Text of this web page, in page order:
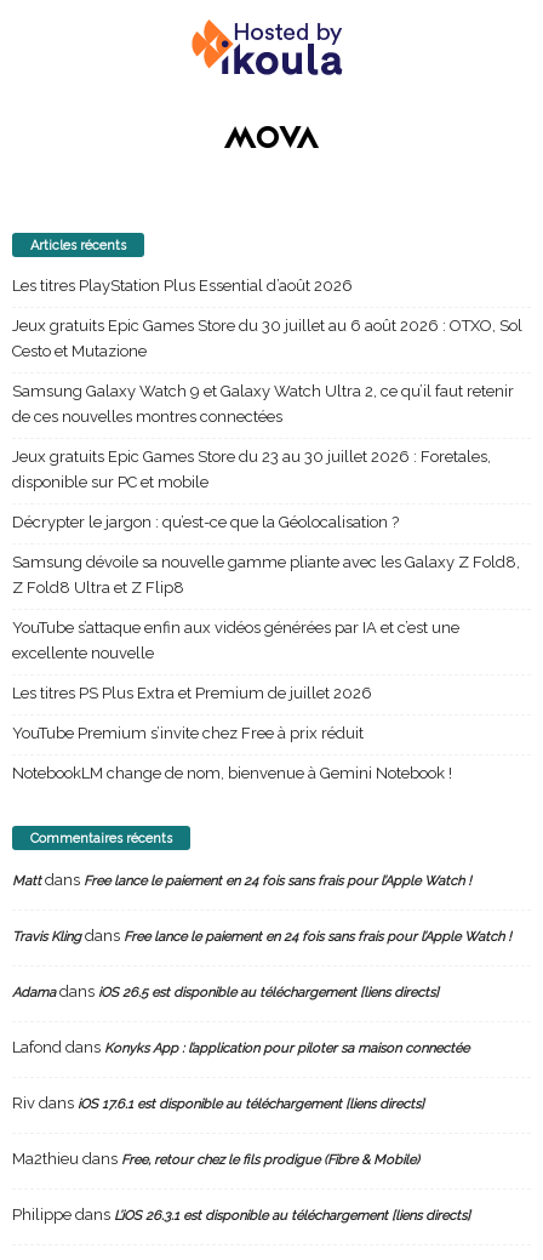
Articles récents
Les titres PlayStation Plus Essential d’août 2026
Jeux gratuits Epic Games Store du 30 juillet au 6 août 2026 : OTXO, Sol
Cesto et Mutazione
Samsung Galaxy Watch 9 et Galaxy Watch Ultra 2, ce qu’il faut retenir
de ces nouvelles montres connectées
Jeux gratuits Epic Games Store du 23 au 30 juillet 2026 : Foretales,
disponible sur PC et mobile
Décrypter le jargon : qu’est-ce que la Géolocalisation ?
Samsung dévoile sa nouvelle gamme pliante avec les Galaxy Z Fold8,
Z Fold8 Ultra et Z Flip8
YouTube s’attaque enfin aux vidéos générées par IA et c’est une
excellente nouvelle
Les titres PS Plus Extra et Premium de juillet 2026
YouTube Premium s’invite chez Free à prix réduit
NotebookLM change de nom, bienvenue à Gemini Notebook !
Commentaires récents
Mattdans Free lance le paiement en 24 fois sans frais pour l’Apple Watch !
Travis Klingdans Free lance le paiement en 24 fois sans frais pour l’Apple Watch !
Adamadans iOS 26.5 est disponible au téléchargement [liens directs]
Lafond dans Konyks App : l’application pour piloter sa maison connectée
Riv dans iOS 17.6.1 est disponible au téléchargement [liens directs]
Ma2thieu dans Free, retour chez le fils prodigue (Fibre & Mobile)
Philippe dans L’iOS 26.3.1 est disponible au téléchargement [liens directs]